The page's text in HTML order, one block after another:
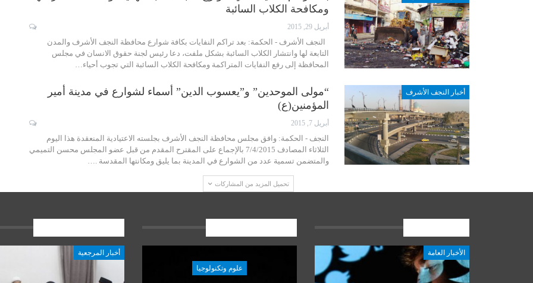
ومكافحة الكلاب السائبة
أبريل 29, 2015
النجف الأشرف - الحكمة: بعد تراكم النفايات بكافة شوارع محافظة النجف الأشرف والمدن
التابعة لها وانتشار الكلاب السائبة بشكل ملفت، دعا رئيس لجنة حقوق الانسان في مجلس
المحافظة إلى رفع النفايات المتراكمة ومكافحة الكلاب السائبة التي تجوب أحياء…
أخبار النجف الأشرف
“مولى الموحدين” و”يعسوب الدين” أسماء لشوارع في مدينة أمير
المؤمنين(ع)
أبريل 7, 2015
النجف - الحكمة: وافق مجلس محافظة النجف الأشرف بجلسته الاعتيادية المنعقدة هذا اليوم
الثلاثاء المصادف 7/4/2015 بالإجماع على المقترح المقدم من قبل عضو المجلس محسن التميمي
والمتضمن تسمية عدد من الشوارع في المدينة بما يليق ومكانتها المقدسة .…
تحميل المزيد من المشاركات
الأخبار العامة
أخبار المرجعية علوم وتكنولوجيا
أخبار المرجعية